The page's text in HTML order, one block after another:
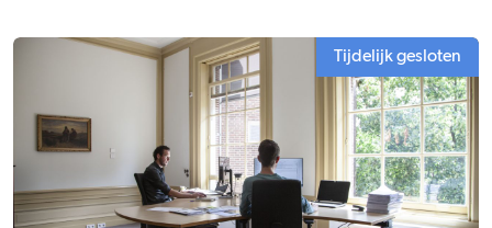
Tijdelijk gesloten